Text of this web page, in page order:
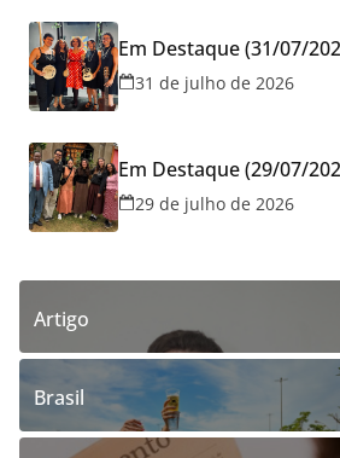
Em Destaque (31/07/
31 de julho de 2026
Em Destaque (29/07/
29 de julho de 2026
Artigo
Brasil